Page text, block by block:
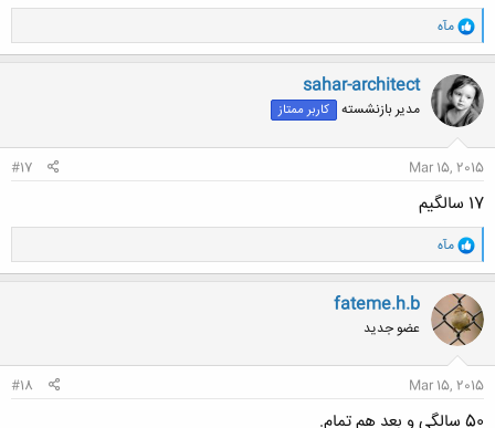
و
ا
ک
ن
ش
ه
ا
مآه
sahar-architect
مدیر بازنشسته کاربر ممتاز
Mar 15, 2015
#17
17 سالگیم
و
ا
ک
ن
ش
ه
ا
مآه
fateme.h.b
عضو جدید
Mar 15, 2015
#18
50 سالگی و بعد هم تمام.